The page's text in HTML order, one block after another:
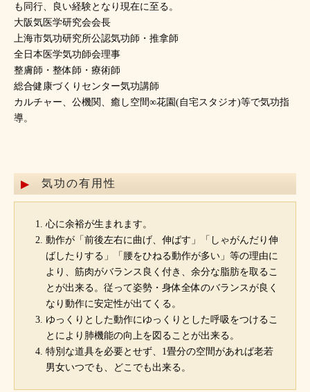
も同行、良い経験となり現在に至る。
大阪気医学研究会会長
上海市気功研究所公認気功師・推拿師
全日本医学気功師会理事
整膚師・整体師・療術師
総合健康づくりセンター気功講師
カルチャー、公機関、癒し空間∞花園(自宅スタジオ)等で気功指
導。
気功の有用性
心に余裕が生まれます。
動作が「前後左右に曲げ、伸ばす」「しゃがんだり伸
ばしたりする」「腰をひねる動作が多い」等の理由に
より、筋肉がバランス良く付き、余分な脂肪を取るこ
とが出来る。従って姿勢・身体全体のバランスが良く
なり動作に安定性が出てくる。
ゆっくりとした動作にゆっくりとした呼吸をつけるこ
とにより肺機能の向上を図ることが出来る。
特別な道具を必要とせず、1畳分の空間があれば老若
男女いつでも、どこでも出来る。